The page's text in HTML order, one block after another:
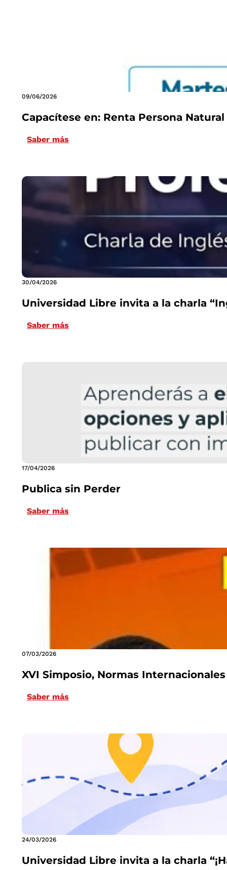
09/06/2026
Capacítese en: Renta Persona Natural
Saber más
30/04/2026
Universidad Libre invita a la charla
Saber más
17/04/2026
Publica sin Perder
Saber más
07/03/2026
XVI Simposio, Normas
Saber más
24/03/2026
Universidad Libre invita a la charla